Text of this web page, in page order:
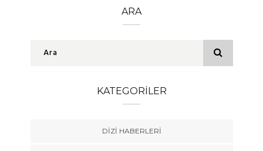
ARA
KATEGORILER
DIZI HABERLERI